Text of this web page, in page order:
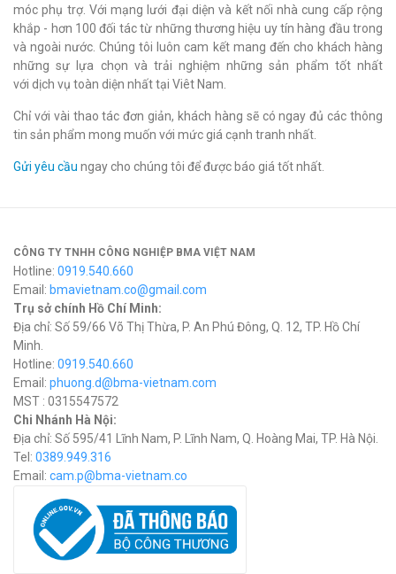
móc phụ trợ. Với mạng lưới đại diện và kết nối nhà cung cấp rộng
khắp - hơn 100 đối tác từ những thương hiệu uy tín hàng đầu trong
và ngoài nước. Chúng tôi luôn cam kết mang đến cho khách hàng
những sự lựa chọn và trải nghiệm những sản phẩm tốt nhất
với dịch vụ toàn diện nhất tại Viêt Nam.
Chỉ với vài thao tác đơn giản, khách hàng sẽ có ngay đủ các thông
tin sản phẩm mong muốn với mức giá cạnh tranh nhất.
Gửi yêu cầu ngay cho chúng tôi để được báo giá tốt nhất.
CÔNG TY TNHH CÔNG NGHIỆP BMA VIỆT NAM
Hotline: 0919.540.660
Email: bmavietnam.co@gmail.com
Trụ sở chính Hồ Chí Minh:
Địa chỉ: Số 59/66 Võ Thị Thừa, P. An Phú Đông, Q. 12, TP. Hồ Chí
Minh.
Hotline: 0919.540.660
Email: phuong.d@bma-vietnam.com
MST : 0315547572
Chi Nhánh Hà Nội:
Địa chỉ: Số 595/41 Lĩnh Nam, P. Lĩnh Nam, Q. Hoàng Mai, TP. Hà Nội.
Tel: 0389.949.316
Email: cam.p@bma-vietnam.co